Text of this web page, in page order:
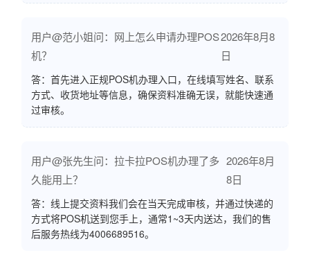
用户@范小姐问：网上怎么申请办理POS
机？
2026年8月8
日
答：首先进入正规POS机办理入口，在线填写姓名、联系
方式、收货地址等信息，确保资料准确无误，就能快速通
过审核。
用户@张先生问：拉卡拉POS机办理了多
久能用上？
2026年8月
8日
答：线上提交资料我们会在当天完成审核，并通过快递的
方式将POS机送到您手上，通常1~3天内送达，我们的售
后服务热线为4006689516。